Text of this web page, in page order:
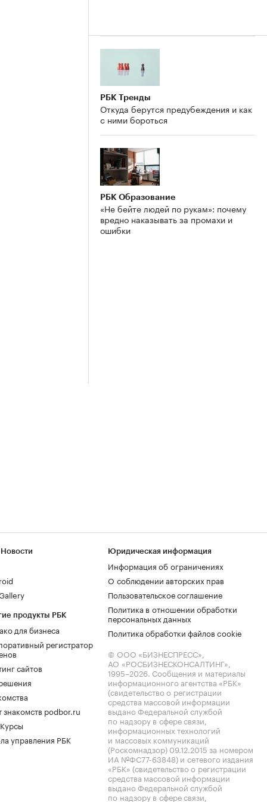
РБК Тренды
Откуда берутся предубеждения и как
с ними бороться
РБК Образование
«Не бейте людей по рукам»: почему
вредно наказывать за промахи и
ошибки
продукты РБК
для бизнеса
регистратор
сайтов
знакомств podbor.ru
управления РБК
Юридическая информация
Информация об ограничениях
О соблюдении авторских прав
Пользовательское соглашение
Политика в отношении обработки
персональных данных
Политика обработки файлов cookie
© ООО «БИЗНЕСПРЕСС»,
АО «РОСБИЗНЕСКОНСАЛТИНГ»,
1995–2026. Сообщения и материалы
информационного агентства «РБК»
(свидетельство о регистрации
средства массовой информации
выдано Федеральной службой
по надзору в сфере связи,
информационных технологий
и массовых коммуникаций
(Роскомнадзор) 09.12.2015 за номером
ИА №ФС77-63848) и сетевого издания
«РБК» (свидетельство о регистрации
средства массовой информации
выдано Федеральной службой
по надзору в сфере связи,